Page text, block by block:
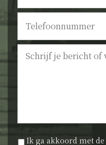
Telefoonnummer
Bericht
Privacyverklaring *
Ik ga akkoord met de